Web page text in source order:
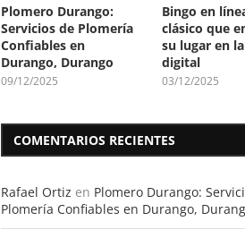
Plomero Durango:
Servicios de Plomería
Confiables en
Durango, Durango
09/12/2025
Bingo en
clásico que
su lugar en
digital
03/12/2025
COMENTARIOS RECIENTES
Rafael Ortiz en Plomero Durango:
Plomería Confiables en Durango,